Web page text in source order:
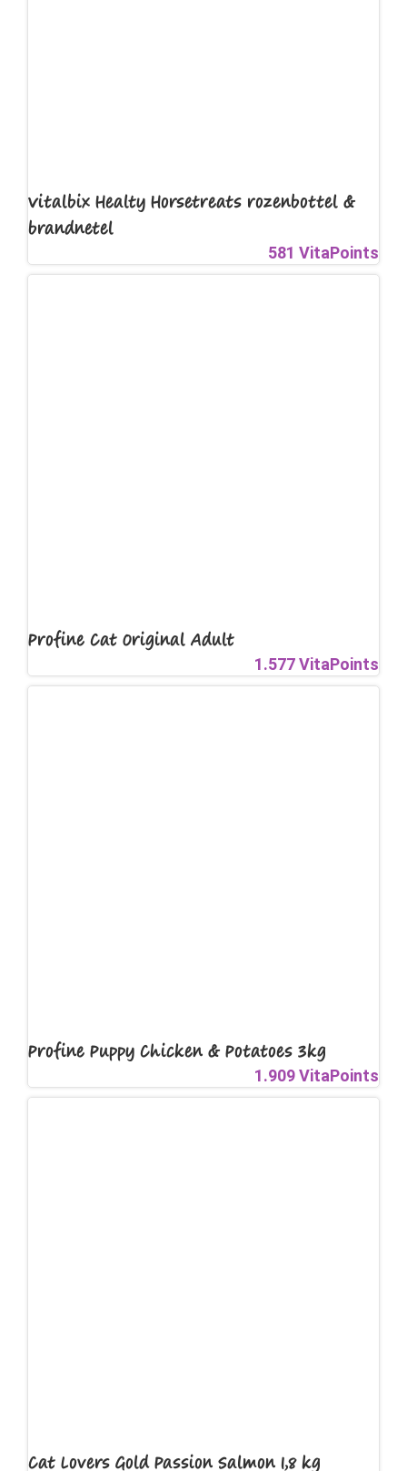
Vitalbix Healty Horsetreats rozenbottel &
brandnetel
581 VitaPoints
Profine Cat Original Adult
1.577 VitaPoints
Profine Puppy Chicken & Potatoes 3kg
1.909 VitaPoints
Cat Lovers Gold Passion Salmon 1,8 kg